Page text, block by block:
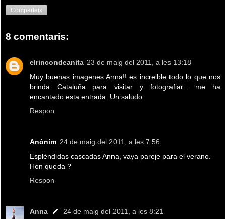
Comparteix
8 comentaris:
elrincondeanita 23 de maig del 2011, a les 13:18
Muy buenas imagenes Anna!! es increible todo lo que nos
brinda Cataluña para visitar y fotografiar... me ha
encantado esta entrada. Un saludo.
Respon
Anònim 24 de maig del 2011, a les 7:56
Espléndidas cascadas Anna, vaya pareje para el verano.
Hon queda ?
Respon
Anna
24 de maig del 2011, a les 8:21